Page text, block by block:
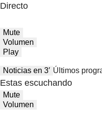
Directo
Mute
Volumen
Play
Noticias en 3′ Últimos
Estas escuchando
Mute
Volumen